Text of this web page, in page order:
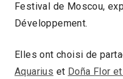
Festival de Moscou,
Développement.
Elles ont choisi de
Aquarius et Doña Flor